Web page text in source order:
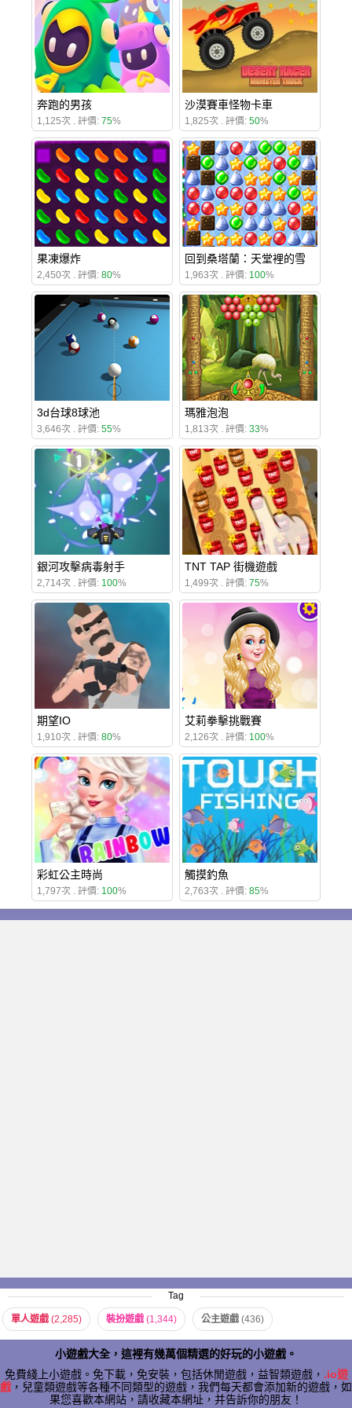
奔跑的男孩
1,125次 . 評價: 75%
沙漠賽車怪物卡車
1,825次 . 評價: 50%
果凍爆炸
2,450次 . 評價: 80%
回到桑塔蘭：天堂裡的雪
1,963次 . 評價: 100%
3d台球8球池
3,646次 . 評價: 55%
瑪雅泡泡
1,813次 . 評價: 33%
銀河攻擊病毒射手
2,714次 . 評價: 100%
TNT TAP 街機遊戲
1,499次 . 評價: 75%
期望IO
1,910次 . 評價: 80%
艾莉拳擊挑戰賽
2,126次 . 評價: 100%
彩虹公主時尚
1,797次 . 評價: 100%
觸摸釣魚
2,763次 . 評價: 85%
Tag
單人遊戲 (2,285) 裝扮遊戲 (1,344) 公主遊戲 (436)
小遊戲大全，這裡有幾萬個精選的好玩的小遊戲。
免費綫上小遊戲。免下載，免安裝，包括休閒遊戲，益智類遊戲， .io遊
戲 ，兒童類遊戲等各種不同類型的遊戲，我們每天都會添加新的遊戲，如
果您喜歡本網站，請收藏本網址，并告訴你的朋友！